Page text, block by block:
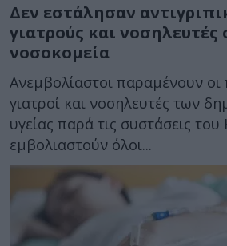
Δεν εστάλησαν
γιατρούς και
νοσοκομεία
Ανεμβολίαστοι παραμένουν οι
γιατροί και νοσηλευτές των
υγείας παρά τις συστάσεις
εμβολιαστούν όλοι...